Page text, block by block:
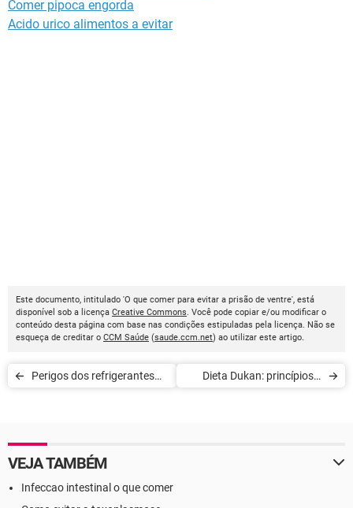
Comer pipoca engorda
Acido urico alimentos a evitar
Este documento, intitulado 'O que comer para evitar a prisão de ventre', está
disponível sob a licença Creative Commons. Você pode copiar e/ou modificar o
conteúdo desta página com base nas condições estipuladas pela licença. Não se
esqueça de creditar o CCM Saúde (saude.ccm.net) ao utilizar este artigo.
Perigos dos refrigerantes
Dieta Dukan: princípios e
VEJA TAMBÉM
Infeccao intestinal o que comer